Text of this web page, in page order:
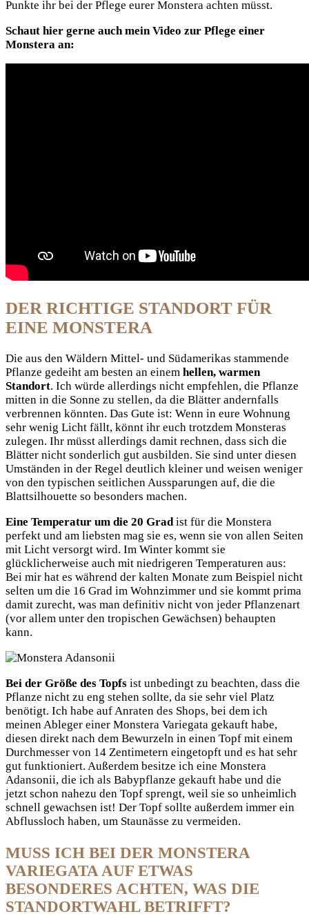
Punkte ihr bei der Pflege eurer Monstera achten müsst.
Schaut hier gerne auch mein Video zur Pflege einer
Monstera an:
DER RICHTIGE STANDORT FÜR
EINE MONSTERA
Die aus den Wäldern Mittel- und Südamerikas stammende
Pflanze gedeiht am besten an einem hellen, warmen
Standort. Ich würde allerdings nicht empfehlen, die Pflanze
mitten in die Sonne zu stellen, da die Blätter andernfalls
verbrennen könnten. Das Gute ist: Wenn in eure Wohnung
sehr wenig Licht fällt, könnt ihr euch trotzdem Monsteras
zulegen. Ihr müsst allerdings damit rechnen, dass sich die
Blätter nicht sonderlich gut ausbilden. Sie sind unter diesen
Umständen in der Regel deutlich kleiner und weisen weniger
von den typischen seitlichen Aussparungen auf, die die
Blattsilhouette so besonders machen.
Eine Temperatur um die 20 Grad ist für die Monstera
perfekt und am liebsten mag sie es, wenn sie von allen Seiten
mit Licht versorgt wird. Im Winter kommt sie
glücklicherweise auch mit niedrigeren Temperaturen aus:
Bei mir hat es während der kalten Monate zum Beispiel nicht
selten um die 16 Grad im Wohnzimmer und sie kommt prima
damit zurecht, was man definitiv nicht von jeder Pflanzenart
(vor allem unter den tropischen Gewächsen) behaupten
kann.
Bei der Größe des Topfs ist unbedingt zu beachten, dass die
Pflanze nicht zu eng stehen sollte, da sie sehr viel Platz
benötigt. Ich habe auf Anraten des Shops, bei dem ich
meinen Ableger einer Monstera Variegata gekauft habe,
diesen direkt nach dem Bewurzeln in einen Topf mit einem
Durchmesser von 14 Zentimetern eingetopft und es hat sehr
gut funktioniert. Außerdem besitze ich eine Monstera
Adansonii, die ich als Babypflanze gekauft habe und die
jetzt schon nahezu den Topf sprengt, weil sie so unheimlich
schnell gewachsen ist! Der Topf sollte außerdem immer ein
Abflussloch haben, um Staunässe zu vermeiden.
MUSS ICH BEI DER MONSTERA
VARIEGATA AUF ETWAS
BESONDERES ACHTEN, WAS DIE
STANDORTWAHL BETRIFFT?